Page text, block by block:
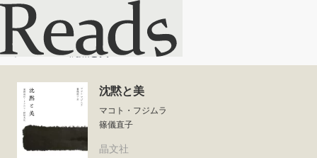
沈黙と美
ホーム 沈黙と美
沈黙と美
マコト・フジムラ
篠儀直子
晶文社